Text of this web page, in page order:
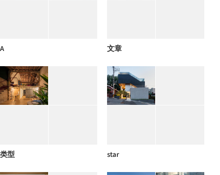
A 文章
类型 star